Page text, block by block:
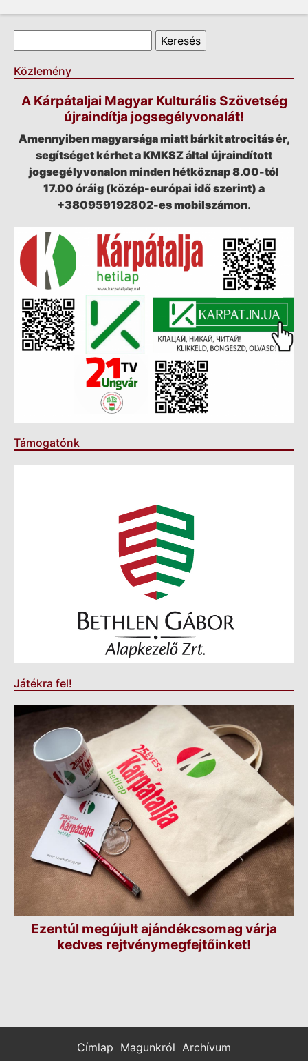
Keresés űrlap
Keresés
Közlemény
A Kárpátaljai Magyar Kulturális Szövetség
újraindítja jogsegélyvonalát!
Amennyiben magyarsága miatt bárkit atrocitás ér,
segítséget kérhet a KMKSZ által újraindított
jogsegélyvonalon minden hétköznap 8.00-tól
17.00 óráig (közép-európai idő szerint) a
+380959192802-es mobilszámon.
Támogatónk
Játékra fel!
Ezentúl megújult ajándékcsomag várja
kedves rejtvénymegfejtőinket!
Címlap Magunkról Archívum